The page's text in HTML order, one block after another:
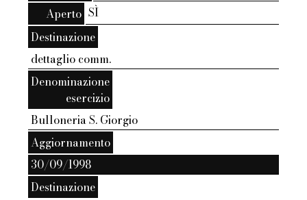
Aperto SÌ
Destinazione
dettaglio comm.
Denominazione
esercizio
Bulloneria S. Giorgio
Aggiornamento
30/09/1998
Destinazione